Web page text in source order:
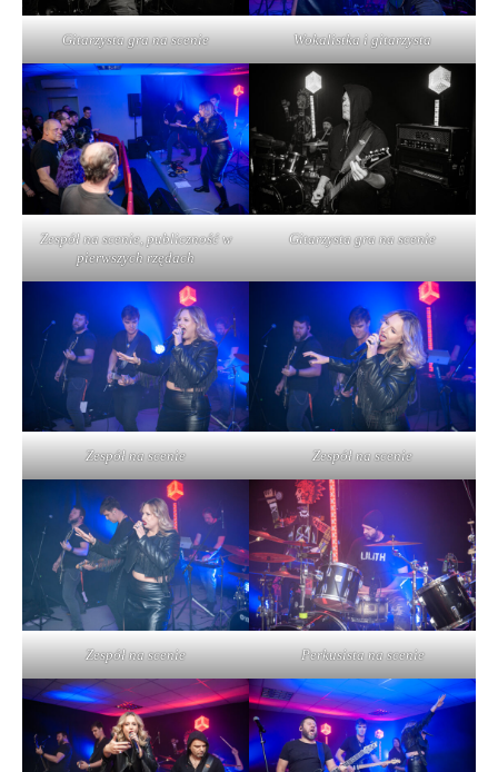
Gitarzysta gra na scenie Wokalistka i gitarzysta
Zespół na scenie, publiczność w
pierwszych rzędach
Gitarzysta gra na scenie
Zespół na scenie Zespół na scenie
Zespół na scenie Perkusista na scenie